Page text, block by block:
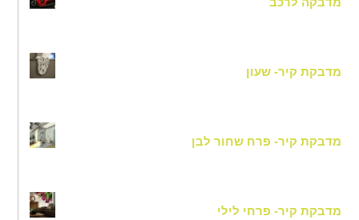
מדבקת קיר- שעון
מדבקת קיר- פרח שחור לבן
מדבקת קיר- פרחי לילי